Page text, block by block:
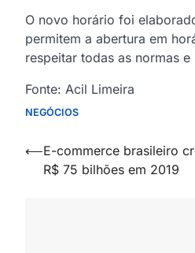
O novo horário foi
permitem a abertura em
respeitar todas as normas
Fonte: Acil Limeira
NEGÓCIOS
Navegação
⟵E-commerce brasileiro
R$ 75 bilhões em 2019